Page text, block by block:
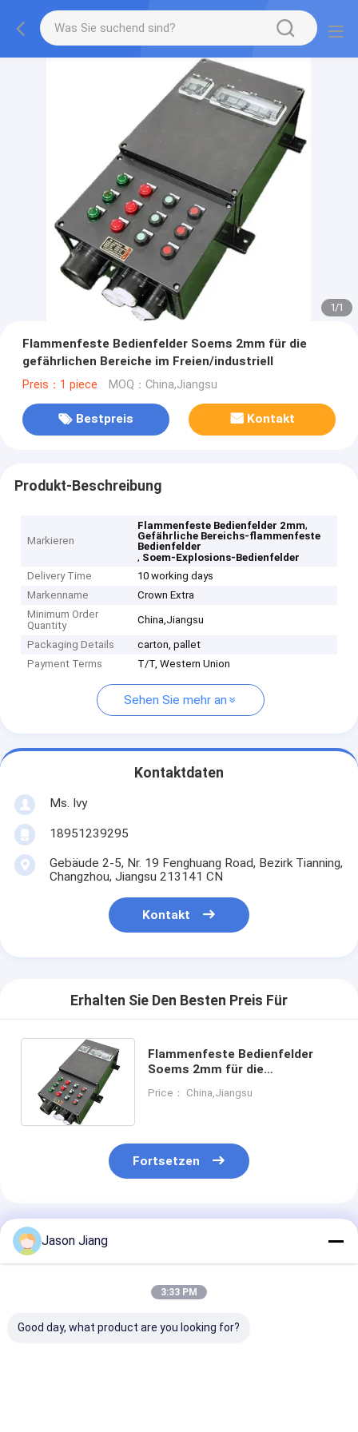
1/1
Flammenfeste Bedienfelder Soems 2mm für die
gefährlichen Bereiche im Freien/industriell
Preis：1 piece MOQ：China,Jiangsu
Bestpreis Kontakt
Produkt-Beschreibung
Markieren
Flammenfeste Bedienfelder 2mm,
Gefährliche Bereichs-flammenfeste
Bedienfelder
, Soem-Explosions-Bedienfelder
Delivery Time
10 working days
Markenname
Crown Extra
Minimum Order
Quantity
China,Jiangsu
Packaging Details
carton, pallet
Payment Terms
T/T, Western Union
Sehen Sie mehr an
Kontaktdaten
Ms. Ivy
18951239295
Gebäude 2-5, Nr. 19 Fenghuang Road, Bezirk Tianning,
Changzhou, Jiangsu 213141 CN
Kontakt
Erhalten Sie Den Besten Preis Für
Flammenfeste Bedienfelder
Soems 2mm für die
Freien/industriell
Price： China,Jiangsu
Fortsetzen
Empfohlene Produkte
Jason Jiang
3:33 PM
Good day, what product are you looking for?